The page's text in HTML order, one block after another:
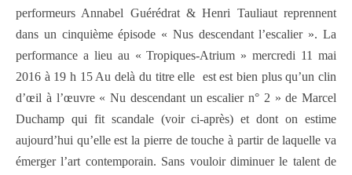
performeurs Annabel Guérédrat & Henri Tauliaut reprennent
dans un cinquième épisode « Nus descendant l’escalier ». La
performance a lieu au « Tropiques-Atrium » mercredi 11 mai
2016 à 19 h 15 Au delà du titre elle est est bien plus qu’un clin
d’œil à l’œuvre « Nu descendant un escalier n° 2 » de Marcel
Duchamp qui fit scandale (voir ci-après) et dont on estime
aujourd’hui qu’elle est la pierre de touche à partir de laquelle va
émerger l’art contemporain. Sans vouloir diminuer le talent de